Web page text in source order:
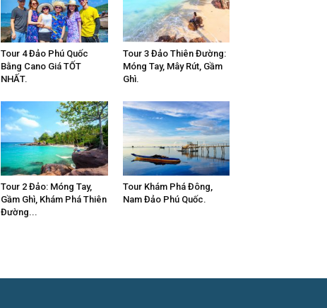
Tour 4 Đảo Phú Quốc
Bằng Cano Giá TỐT
NHẤT.
Tour 3 Đảo Thiên Đường:
Móng Tay, Mây Rút, Gầm
Ghì.
Tour 2 Đảo: Móng Tay,
Gầm Ghì, Khám Phá Thiên
Đường...
Tour Khám Phá Đông,
Nam Đảo Phú Quốc.